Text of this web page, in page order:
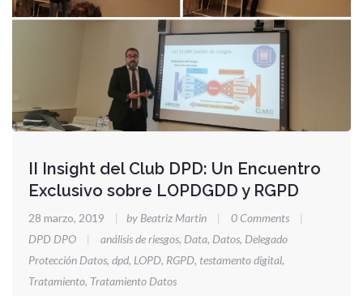
II Insight del Club DPD: Un Encuentro
Exclusivo sobre LOPDGDD y RGPD
28 marzo, 2019 | by Beatriz Martin | 0 Comments
|
DPD DPO
| análisis de riesgos, Data, Datos, Delegado
Protección Datos, dpd, LOPD, RGPD, testamento digital,
Tratamiento, Tratamiento Datos